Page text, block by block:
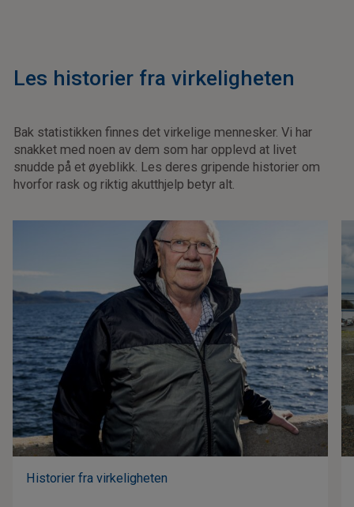
Les historier fra virkeligheten
Bak statistikken finnes det virkelige mennesker. Vi har
snakket med noen av dem som har opplevd at livet
snudde på et øyeblikk. Les deres gripende historier om
hvorfor rask og riktig akutthjelp betyr alt.
Historier fra virkeligheten